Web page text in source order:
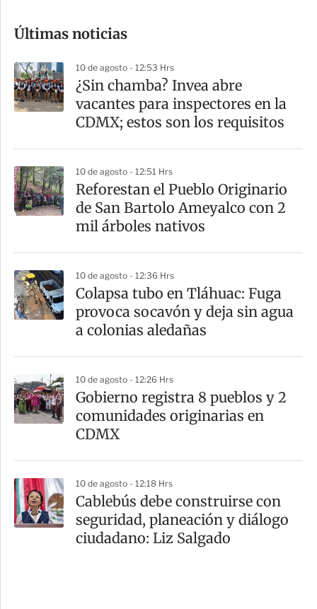
m
a
r
t
Últimas noticias
10 de agosto - 12:53 Hrs
¿Sin chamba? Invea abre
vacantes para inspectores en la
CDMX; estos son los requisitos
10 de agosto - 12:51 Hrs
Reforestan el Pueblo Originario
de San Bartolo Ameyalco con 2
mil árboles nativos
10 de agosto - 12:36 Hrs
Colapsa tubo en Tláhuac: Fuga
provoca socavón y deja sin agua
a colonias aledañas
10 de agosto - 12:26 Hrs
Gobierno registra 8 pueblos y 2
comunidades originarias en
CDMX
10 de agosto - 12:18 Hrs
Cablebús debe construirse con
seguridad, planeación y diálogo
ciudadano: Liz Salgado